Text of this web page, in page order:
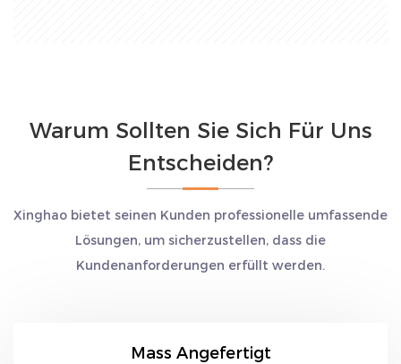
Warum Sollten Sie Sich Für Uns
Entscheiden?
Xinghao bietet seinen Kunden professionelle umfassende
Lösungen, um sicherzustellen, dass die
Kundenanforderungen erfüllt werden.
Mass Angefertigt